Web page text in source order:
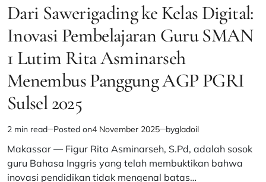
IN
Dari Sawerigading ke Kelas Digital:
Inovasi Pembelajaran Guru SMAN
1 Lutim Rita Asminarseh
Menembus Panggung AGP PGRI
Sulsel 2025
Estimated
read
time
2 min read Posted on4 November 2025 bygladoil
Makassar — Figur Rita Asminarseh, S.Pd, adalah sosok
guru Bahasa Inggris yang telah membuktikan bahwa
inovasi pendidikan tidak mengenal batas…